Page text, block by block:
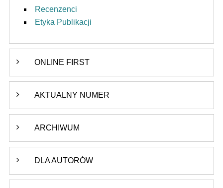
Recenzenci
Etyka Publikacji
ONLINE FIRST
AKTUALNY NUMER
ARCHIWUM
DLA AUTORÓW